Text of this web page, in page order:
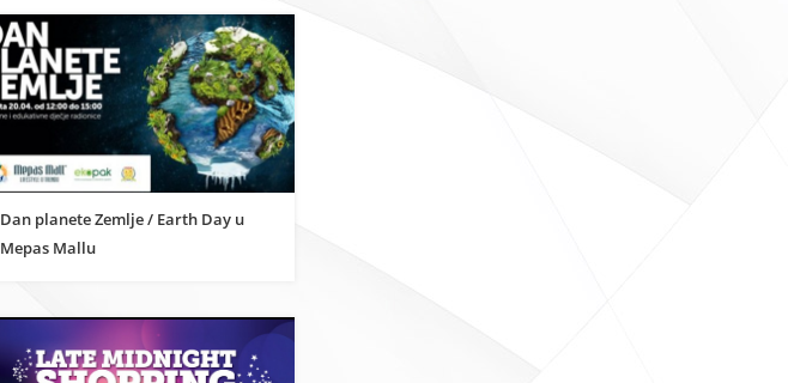
Dan planete Zemlje / Earth Day u
Mepas Mallu